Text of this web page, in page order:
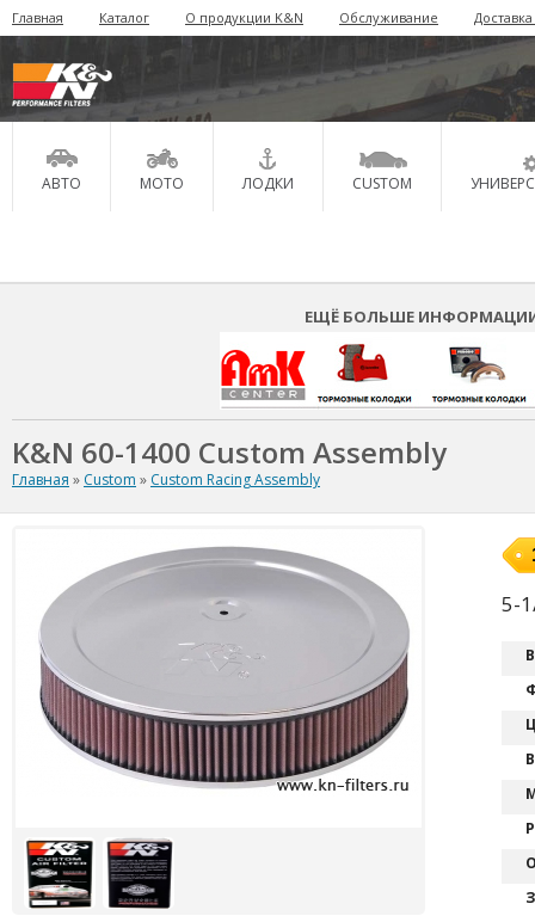
Главная Каталог О продукции K&N Обслуживание
АВТО МОТО ЛОДКИ CUSTOM
ЕЩЁ БОЛЬШЕ
K&N 60-1400 Custom Assembly
Главная » Custom » Custom Racing Assembly
5-